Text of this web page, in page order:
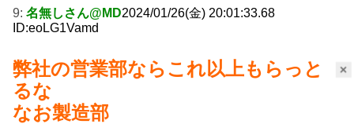
×
9: 名無しさん@MD2024/01/26(金) 20:01:33.68
ID:eoLG1Vamd
弊社の営業部ならこれ以上もらっと
るな
なお製造部